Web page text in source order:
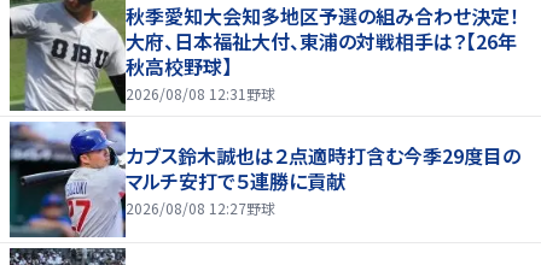
秋季愛知大会知多地区予選の組み合わせ決定！
大府、日本福祉大付、東浦の対戦相手は？【26年
秋高校野球】
2026/08/08 12:31 野球
カブス鈴木誠也は２点適時打含む今季29度目の
マルチ安打で５連勝に貢献
2026/08/08 12:27野球